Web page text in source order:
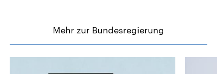
Mehr zur Bundesregierung